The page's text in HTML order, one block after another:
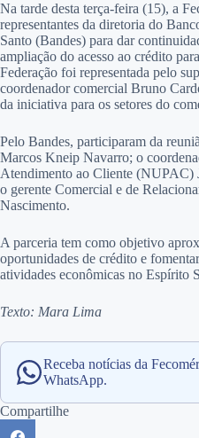
Na tarde desta terça-feira (15), a
representantes da diretoria do
Santo (Bandes) para dar
ampliação do acesso ao crédito
Federação foi representada pelo
coordenador comercial Bruno
da iniciativa para os setores do
Pelo Bandes, participaram da
Marcos Kneip Navarro; o
Atendimento ao Cliente (NUPAC)
o gerente Comercial e de
Nascimento.
A parceria tem como objetivo
oportunidades de crédito e
atividades econômicas no Espírito
Texto: Mara Lima
Receba notícias da
WhatsApp.
Compartilhe